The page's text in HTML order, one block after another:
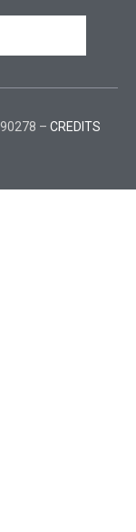
– CREDITS